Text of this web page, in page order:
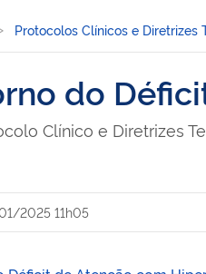
Protocolos Clínicos e Diretrizes
do
Clínico e Diretrizes
2025 11h05